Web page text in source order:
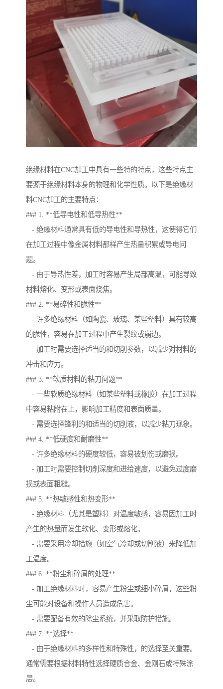
绝缘材料在CNC加工中具有一些特的特点，这些特点主
要源于绝缘材料本身的物理和化学性质。以下是绝缘材
料CNC加工的主要特点：
### 1. **低导电性和低导热性**
- 绝缘材料通常具有低的导电性和导热性，这使得它们
在加工过程中像金属材料那样产生热量积累或导电问
题。
- 由于导热性差，加工时容易产生局部高温，可能导致
材料熔化、变形或表面烧焦。
### 2. **易碎性和脆性**
- 许多绝缘材料（如陶瓷、玻璃、某些塑料）具有较高
的脆性，容易在加工过程中产生裂纹或崩边。
- 加工时需要选择适当的和切削参数，以减少对材料的
冲击和应力。
### 3. **软质材料的粘刀问题**
- 一些软质绝缘材料（如某些塑料或橡胶）在加工过程
中容易粘附在上，影响加工精度和表面质量。
- 需要选择锋利的和适当的切削液，以减少粘刀现象。
### 4. **低硬度和耐磨性**
- 许多绝缘材料的硬度较低，容易被划伤或磨损。
- 加工时需要控制切削深度和进给速度，以避免过度磨
损或表面粗糙。
### 5. **热敏感性和热变形**
- 绝缘材料（尤其是塑料）对温度敏感，容易因加工时
产生的热量而发生软化、变形或熔化。
- 需要采用冷却措施（如空气冷却或切削液）来降低加
工温度。
### 6. **粉尘和碎屑的处理**
- 加工绝缘材料时，容易产生粉尘或细小碎屑，这些粉
尘可能对设备和操作人员造成危害。
- 需要配备有效的除尘系统，并采取防护措施。
### 7. **选择**
- 由于绝缘材料的多样性和特殊性，的选择至关重要。
通常需要根据材料特性选择硬质合金、金刚石或特殊涂
层。